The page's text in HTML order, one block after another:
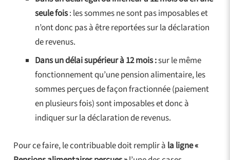
seule fois: les sommes ne sont pas imposables et
n’ont donc pas à être reportées sur la déclaration
de revenus.
Dans un délai supérieur à 12 mois :sur le même
fonctionnement qu’une pension alimentaire, les
sommes perçues de façon fractionnée (paiement
en plusieurs fois) sont imposables et donc à
indiquer sur la déclaration de revenus.
Pour ce faire, le contribuable doit remplir à la ligne «